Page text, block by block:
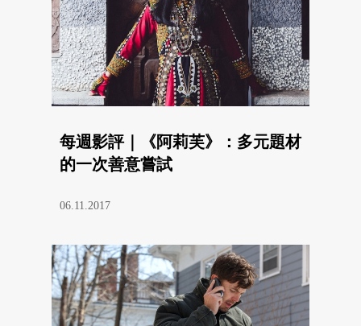
每週影評｜《阿莉芙》：多元題材
的一次善意嘗試
06.11.2017